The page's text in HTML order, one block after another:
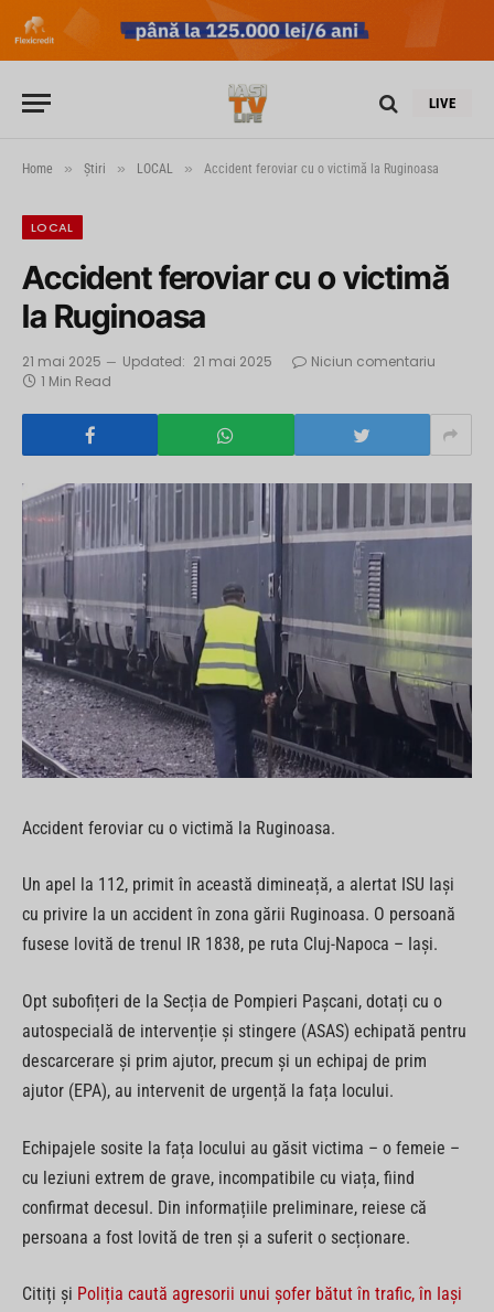
LIVE
Home » Știri » LOCAL » Accident feroviar cu o victimă la Ruginoasa
LOCAL
Accident feroviar cu o victimă
la Ruginoasa
21 mai 2025 Updated: 21 mai 2025
Niciun comentariu
1 Min Read
Accident feroviar cu o victimă la Ruginoasa.
Un apel la 112, primit în această dimineață, a alertat ISU Iași
cu privire la un accident în zona gării Ruginoasa. O persoană
fusese lovită de trenul IR 1838, pe ruta Cluj-Napoca – Iași.
Opt subofițeri de la Secția de Pompieri Pașcani, dotați cu o
autospecială de intervenție și stingere (ASAS) echipată pentru
descarcerare și prim ajutor, precum și un echipaj de prim
ajutor (EPA), au intervenit de urgență la fața locului.
Echipajele sosite la fața locului au găsit victima – o femeie –
cu leziuni extrem de grave, incompatibile cu viața, fiind
confirmat decesul. Din informațiile preliminare, reiese că
persoana a fost lovită de tren și a suferit o secționare.
Citiți și Poliția caută agresorii unui șofer bătut în trafic, în Iași